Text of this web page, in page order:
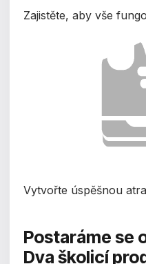
Zajistěte, aby vše
Vytvořte úspěšnou
Postaráme se
Dva školicí